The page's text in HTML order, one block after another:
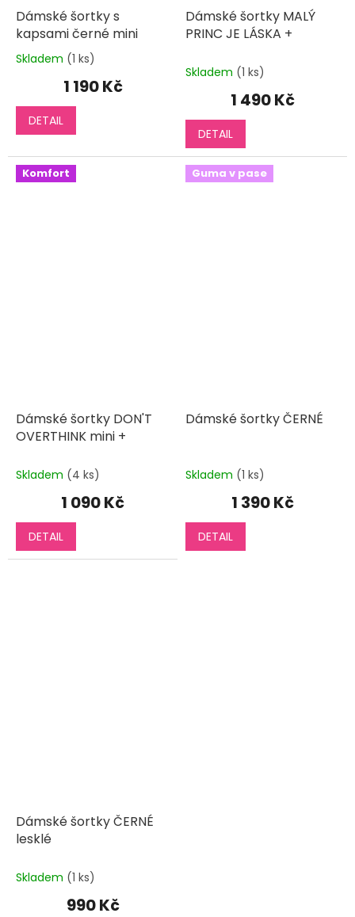
Dámské šortky s
kapsami černé mini
Průměrné
je
5,0
z
hvězdiček.
Skladem (1 ks)
1 190 Kč
DETAIL
Dámské šortky MALÝ
PRINC JE LÁSKA +
Skladem (1 ks)
1 490 Kč
DETAIL
Komfort
Dámské šortky DON'T
OVERTHINK mini +
Skladem (4 ks)
1 090 Kč
DETAIL
Guma v pase
Dámské šortky ČERNÉ
Skladem (1 ks)
1 390 Kč
DETAIL
Dámské šortky ČERNÉ
lesklé
Skladem (1 ks)
990 Kč